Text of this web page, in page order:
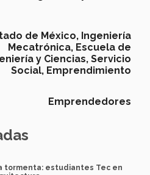
de México, Ingeniería
Mecatrónica, Escuela de
y Ciencias, Servicio
Social, Emprendimiento
Emprendedores
tormenta: estudiantes Tec en